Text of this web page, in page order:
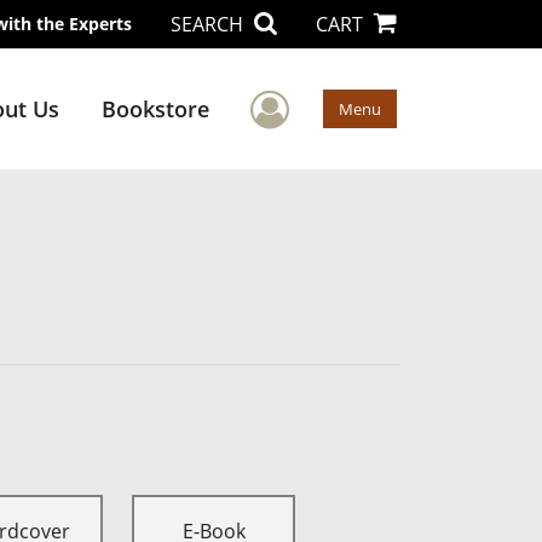
the Experts SEARCH CART
Us Bookstore User Menu
Menu
E-Book